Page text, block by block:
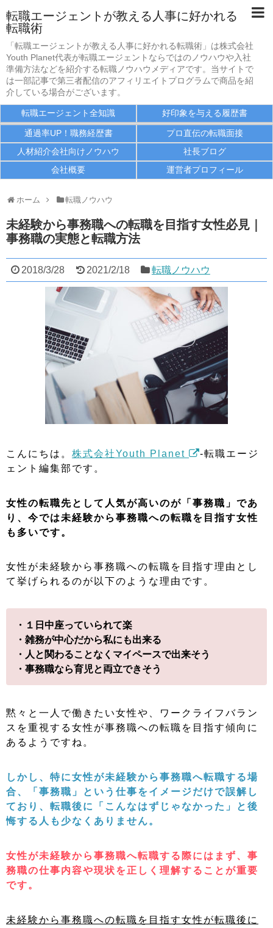
転職エージェントが教える人事に好かれる
転職術
「転職エージェントが教える人事に好かれる転職術」は株式会社
Youth Planet代表が転職エージェントならではのノウハウや入社
準備方法などを紹介する転職ノウハウメディアです。当サイトで
は一部記事で第三者配信のアフィリエイトプログラムで商品を紹
介している場合がございます。
転職エージェント全知識 好印象を与える履歴書
通過率UP！職務経歴書
プロ直伝の転職面接
人材紹介会社向けノウハウ
社長ブログ
会社概要
運営者プロフィール
ホーム 転職ノウハウ
未経験から事務職への転職を目指す女性必見｜
事務職の実態と転職方法
2018/3/28 2021/2/18 転職ノウハウ
こんにちは。 株式会社Youth Planet
-転職エージ
ェント編集部です。
女性の転職先として人気が高いのが「事務職」であ
り、今では未経験から事務職への転職を目指す女性
も多いです。
女性が未経験から事務職への転職を目指す理由とし
て挙げられるのが以下のような理由です。
・１日中座っていられて楽
・雑務が中心だから私にも出来る
・人と関わることなくマイペースで出来そう
・事務職なら育児と両立できそう
黙々と一人で働きたい女性や、ワークライフバラン
スを重視する女性が事務職への転職を目指す傾向に
あるようですね。
しかし、特に女性が未経験から事務職へ転職する場
合、「事務職」という仕事をイメージだけで誤解し
ており、転職後に「こんなはずじゃなかった」と後
悔する人も少なくありません。
女性が未経験から事務職へ転職する際にはまず、事
務職の仕事内容や現状を正しく理解することが重要
です。
未経験から事務職への転職を目指す女性が転職後に
転職エージェント全知識
好印象を与える履歴書
通過率UP！職務経歴書
プロ直伝の転職面接
人材紹介会社向けノウハウ
社長ブログ
会社概要
運営者プロフィール